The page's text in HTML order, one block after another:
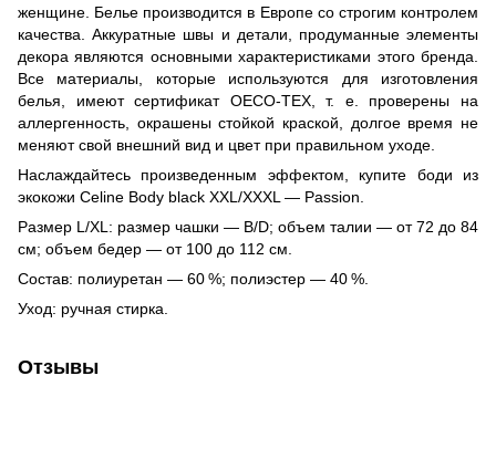
женщине. Белье производится в Европе со строгим контролем
качества. Аккуратные швы и детали, продуманные элементы
декора являются основными характеристиками этого бренда.
Все материалы, которые используются для изготовления
белья, имеют сертификат OECO-TEX, т. е. проверены на
аллергенность, окрашены стойкой краской, долгое время не
меняют свой внешний вид и цвет при правильном уходе.
Наслаждайтесь произведенным эффектом, купите боди из
экокожи Celine Body black XXL/XXXL — Passion.
Размер L/XL: размер чашки — B/D; объем талии — от 72 до 84
см; объем бедер — от 100 до 112 см.
Состав: полиуретан — 60 %; полиэстер — 40 %.
Уход: ручная стирка.
Отзывы